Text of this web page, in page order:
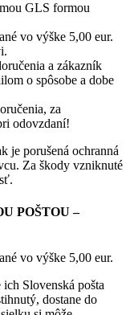
GLS formou
vo výške 5,00 eur.
a zákazník
o spôsobe a dobe
za
odovzdaní!
je porušená ochranná
Za škody vzniknuté
POŠTOU –
vo výške 5,00 eur.
Slovenská pošta
dostane do